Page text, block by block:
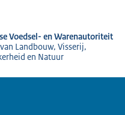
Voedsel- en Warenautoriteit
Landbouw, Visserij,
en Natuur